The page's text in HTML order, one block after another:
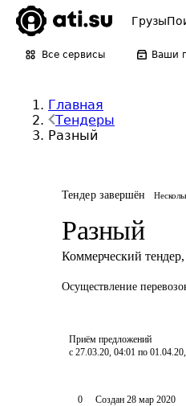
Грузы
Все сервисы Ваши
Главная
Тендеры
Разный
Тендер завершён
Разный
Коммерческий тендер,
Осуществление
Приём предложений
с 27.03.20, 04:01 по
0 Создан 28 мар 2020